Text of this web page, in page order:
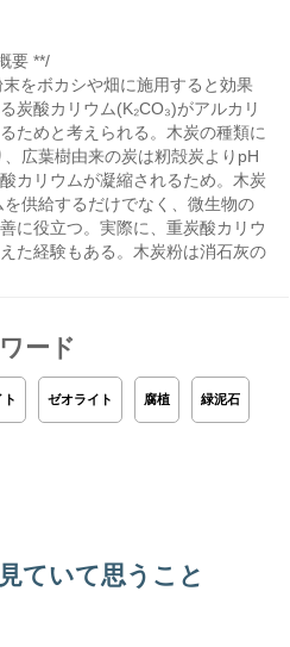
要 **/
をボカシや畑に施用すると効果
炭酸カリウム(K₂CO₃)がアルカリ
ためと考えられる。木炭の種類に
広葉樹由来の炭は籾殻炭よりpH
カリウムが凝縮されるため。木炭
供給するだけでなく、微生物の
に役立つ。実際に、重炭酸カリウ
た経験もある。木炭粉は消石灰の
ード
ゼオライト 腐植 緑泥石
ていて思うこと